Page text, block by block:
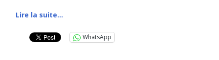
Lire la suite…
WhatsApp